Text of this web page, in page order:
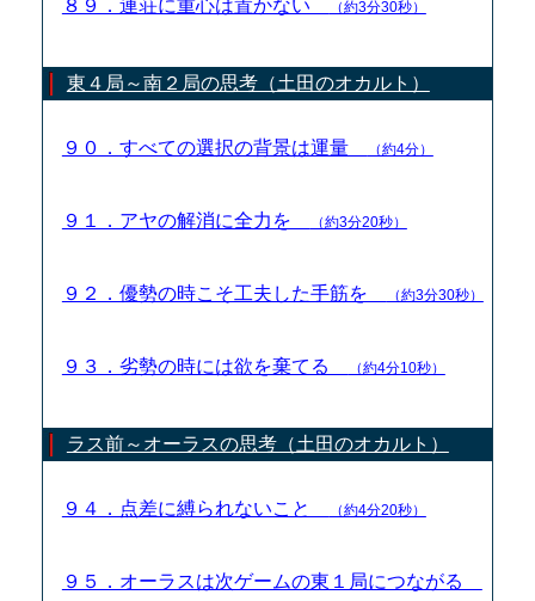
８９．連荘に重心は置かない （約3分30秒）
東４局～南２局の思考（土田のオカルト）
９０．すべての選択の背景は運量 （約4分）
９１．アヤの解消に全力を （約3分20秒）
９２．優勢の時こそ工夫した手筋を （約3分30秒）
９３．劣勢の時には欲を棄てる （約4分10秒）
ラス前～オーラスの思考（土田のオカルト）
９４．点差に縛られないこと （約4分20秒）
９５．オーラスは次ゲームの東１局につながる